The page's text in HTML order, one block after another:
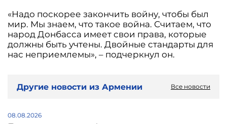
«Надо поскорее закончить войну, чтобы был
мир. Мы знаем, что такое война. Считаем, что
народ Донбасса имеет свои права, которые
должны быть учтены. Двойные стандарты для
нас неприемлемы», – подчеркнул он.
Другие новости из Армении Все новости
08.08.2026